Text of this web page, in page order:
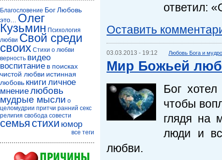
ответил:
Оставить
03.03.2013 - 19:12 Любовь Бога и
Мир Божьей
Бог
чтобы
глядя на
люди и
любви.
Благословение БогЛюбовь
это...
Олег
Кузьмин Психология
любви Свой среди
своих Стихи о любви
верность видео
воспитание в поисках
чистой любви истинная
любовь книги личное
мнениелюбовь
мудрые мысли о
целомудрии притчи ранний секс
религия свобода совести
семья стихи юмор
все теги